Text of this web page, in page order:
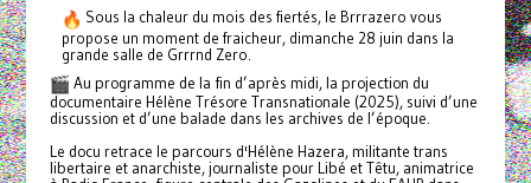
Sous la chaleur du mois des fiertés, le Brrrazero vous
propose un moment de fraicheur, dimanche 28 juin dans la
grande salle de Grrrnd Zero.
Au programme de la fin d’après midi, la projection du
documentaire Hélène Trésore Transnationale (2025), suivi d’une
discussion et d’une balade dans les archives de l’époque.
Le docu retrace le parcours d'Hélène Hazera, militante trans
libertaire et anarchiste, journaliste pour Libé et Têtu, animatrice